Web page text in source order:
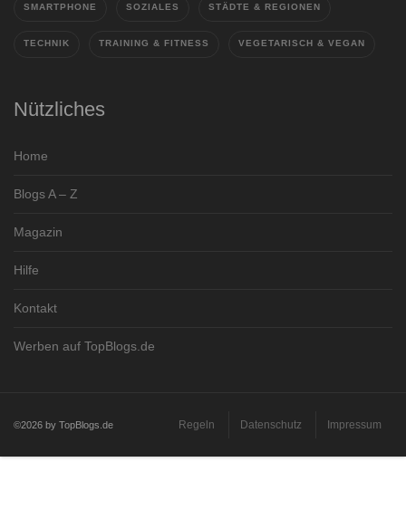
SMARTPHONE SOZIALES STÄDTE & REGIONEN
TECHNIK TRAINING & FITNESS VEGETARISCH & VEGAN
Nützliches
Home
Blogs A – Z
Magazin
Hilfe
Kontakt
Werben auf TopBlogs.de
©2026 by TopBlogs.de Regeln Datenschutz Impressum